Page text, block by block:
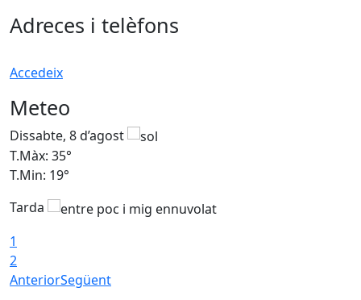
Adreces i telèfons
Accedeix
Meteo
Dissabte, 8 d’agost
T.Màx: 35°
T.Min: 19°
Tarda
1
2
AnteriorSegüent